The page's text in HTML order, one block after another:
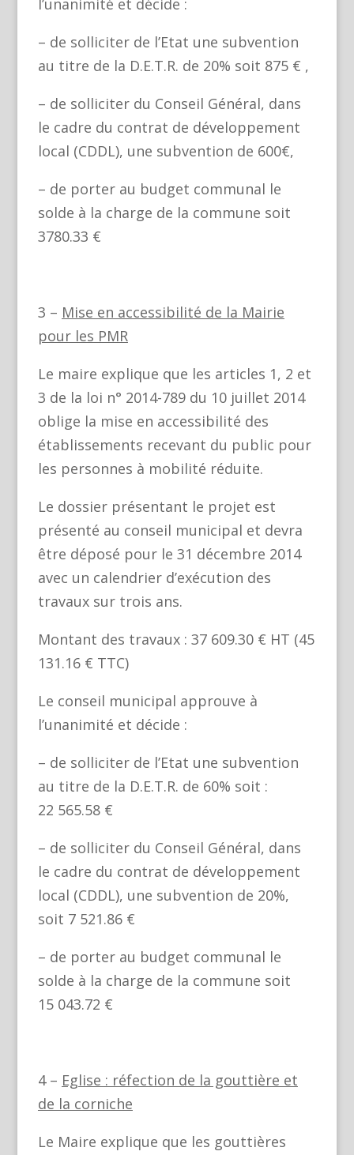
l’unanimité et décide :
– de solliciter de l’Etat une subvention
au titre de la D.E.T.R. de 20% soit 875 € ,
– de solliciter du Conseil Général, dans
le cadre du contrat de développement
local (CDDL), une subvention de 600€,
– de porter au budget communal le
solde à la charge de la commune soit
3780.33 €
3 – Mise en accessibilité de la Mairie
pour les PMR
Le maire explique que les articles 1, 2 et
3 de la loi n° 2014-789 du 10 juillet 2014
oblige la mise en accessibilité des
établissements recevant du public pour
les personnes à mobilité réduite.
Le dossier présentant le projet est
présenté au conseil municipal et devra
être déposé pour le 31 décembre 2014
avec un calendrier d’exécution des
travaux sur trois ans.
Montant des travaux : 37 609.30 € HT (45
131.16 € TTC)
Le conseil municipal approuve à
l’unanimité et décide :
– de solliciter de l’Etat une subvention
au titre de la D.E.T.R. de 60% soit :
22 565.58 €
– de solliciter du Conseil Général, dans
le cadre du contrat de développement
local (CDDL), une subvention de 20%,
soit 7 521.86 €
– de porter au budget communal le
solde à la charge de la commune soit
15 043.72 €
4 – Eglise : réfection de la gouttière et
de la corniche
Le Maire explique que les gouttières